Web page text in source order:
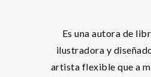
Es una autora de
ilustradora y
artista flexible que a